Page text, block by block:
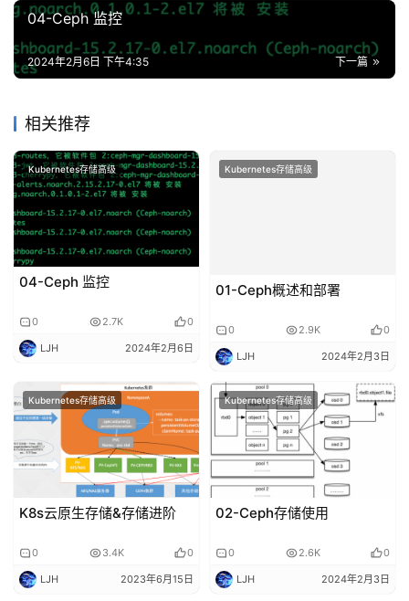
04-Ceph 监控
下一篇
2024年2月6日 下午4:35
相关推荐
Kubernetes存储高级
04-Ceph 监控
0 2.7K 0
LJH 2024年2月6日
Kubernetes存储高级
01-Ceph概述和部署
2024年2月3日
Kubernetes存储高级
K8s云原生存储&存储进阶
2023年6月15日
Kubernetes存储高级
02-Ceph存储使用
2024年2月3日